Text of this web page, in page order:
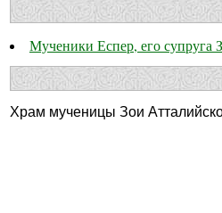
Мученики Еспер, его супруга
Храм мученицы Зои